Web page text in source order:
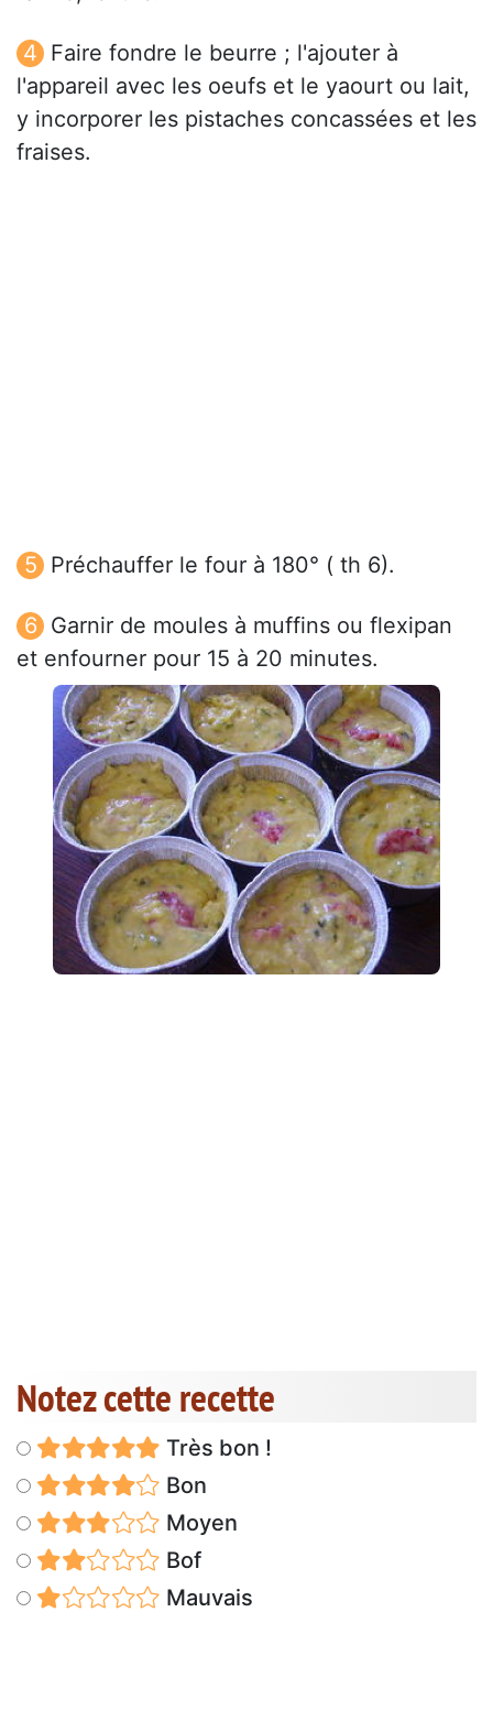
Faire fondre le beurre ; l'ajouter à
l'appareil avec les oeufs et le yaourt ou lait,
y incorporer les pistaches concassées et les
fraises.
Préchauffer le four à 180° ( th 6).
Garnir de moules à muffins ou flexipan
et enfourner pour 15 à 20 minutes.
Notez cette recette
Très bon !
Bon
Moyen
Bof
Mauvais